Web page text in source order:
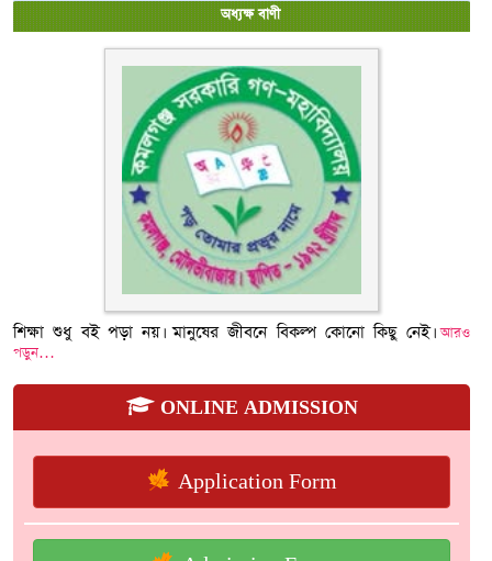
অধ্যক্ষ বাণী
শিক্ষা শুধু বই পড়া নয়। মানুষের জীবনে বিকল্প কোনো কিছু নেই।আরও
পড়ুন…
ONLINE ADMISSION
Application Form